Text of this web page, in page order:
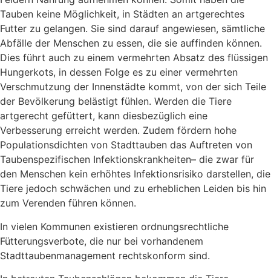
Tauben keine Möglichkeit, in Städten an artgerechtes
Futter zu gelangen. Sie sind darauf angewiesen, sämtliche
Abfälle der Menschen zu essen, die sie auffinden können.
Dies führt auch zu einem vermehrten Absatz des flüssigen
Hungerkots, in dessen Folge es zu einer vermehrten
Verschmutzung der Innenstädte kommt, von der sich Teile
der Bevölkerung belästigt fühlen. Werden die Tiere
artgerecht gefüttert, kann diesbezüglich eine
Verbesserung erreicht werden. Zudem fördern hohe
Populationsdichten von Stadttauben das Auftreten von
Taubenspezifischen Infektionskrankheiten– die zwar für
den Menschen kein erhöhtes Infektionsrisiko darstellen, die
Tiere jedoch schwächen und zu erheblichen Leiden bis hin
zum Verenden führen können.
In vielen Kommunen existieren ordnungsrechtliche
Fütterungsverbote, die nur bei vorhandenem
Stadttaubenmanagement rechtskonform sind.